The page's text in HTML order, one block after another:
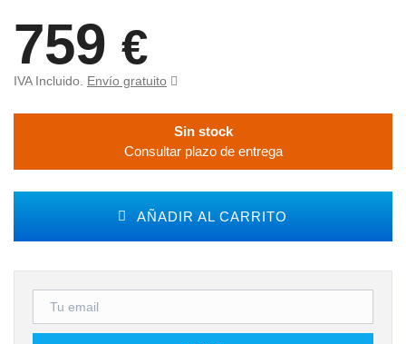
759 €
IVA Incluido. Envío gratuito
Sin stock
Consultar plazo de entrega
AÑADIR AL CARRITO